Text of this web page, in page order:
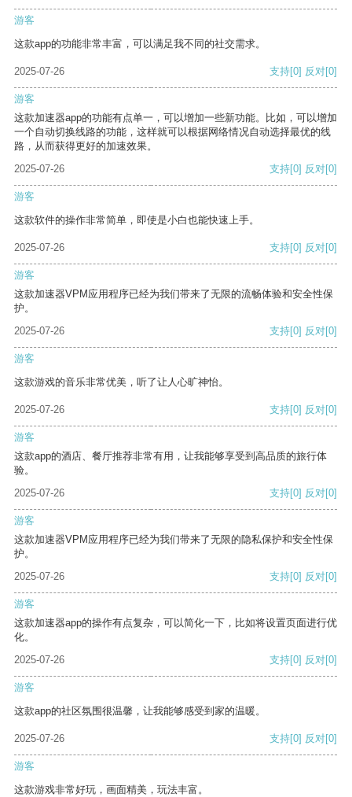
游客
这款app的功能非常丰富，可以满足我不同的社交需求。
2025-07-26 支持[0] 反对[0]
游客
这款加速器app的功能有点单一，可以增加一些新功能。比如，可以增加
一个自动切换线路的功能，这样就可以根据网络情况自动选择最优的线
路，从而获得更好的加速效果。
2025-07-26
支持[0] 反对[0]
游客
这款软件的操作非常简单，即使是小白也能快速上手。
2025-07-26 支持[0] 反对[0]
游客
这款加速器VPM应用程序已经为我们带来了无限的流畅体验和安全性保
护。
2025-07-26
支持[0] 反对[0]
游客
这款游戏的音乐非常优美，听了让人心旷神怡。
2025-07-26 支持[0] 反对[0]
游客
这款app的酒店、餐厅推荐非常有用，让我能够享受到高品质的旅行体
验。
2025-07-26
支持[0] 反对[0]
游客
这款加速器VPM应用程序已经为我们带来了无限的隐私保护和安全性保
护。
2025-07-26
支持[0] 反对[0]
游客
这款加速器app的操作有点复杂，可以简化一下，比如将设置页面进行优
化。
2025-07-26
支持[0] 反对[0]
游客
这款app的社区氛围很温馨，让我能够感受到家的温暖。
2025-07-26 支持[0] 反对[0]
游客
这款游戏非常好玩，画面精美，玩法丰富。